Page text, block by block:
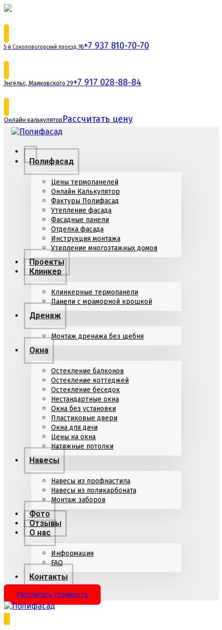
5-й Соколовогорский проезд, 9Б+7 937 810-70-70
Энгельс, Маяковского 29+7 917 028-88-84
Онлайн калькулятор Рассчитать цену
Полифасад
Цены термопанелей
Онлайн Калькулятор
Фактуры Полифасад
Утепление фасада
Фасадные панели
Отделка фасада
Инструкция монтажа
Утепление многоэтажных домов
Проекты
Клинкер
Клинкерные термопанели
Панели с мраморной крошкой
Дренаж
Монтаж дренажа без щебня
Окна
Остекление балконов
Остекление коттеджей
Остекление беседок
Нестандартные окна
Окна без установки
Пластиковые двери
Окна для дачи
Цены на окна
Натяжные потолки
Навесы
Навесы из профнастила
Навесы из поликарбоната
Монтаж заборов
Фото
Отзывы
О нас
Информация
FAQ
Контакты
Рассчитать стоимость